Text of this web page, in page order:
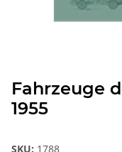
Fahrzeuge
1955
SKU: 1788